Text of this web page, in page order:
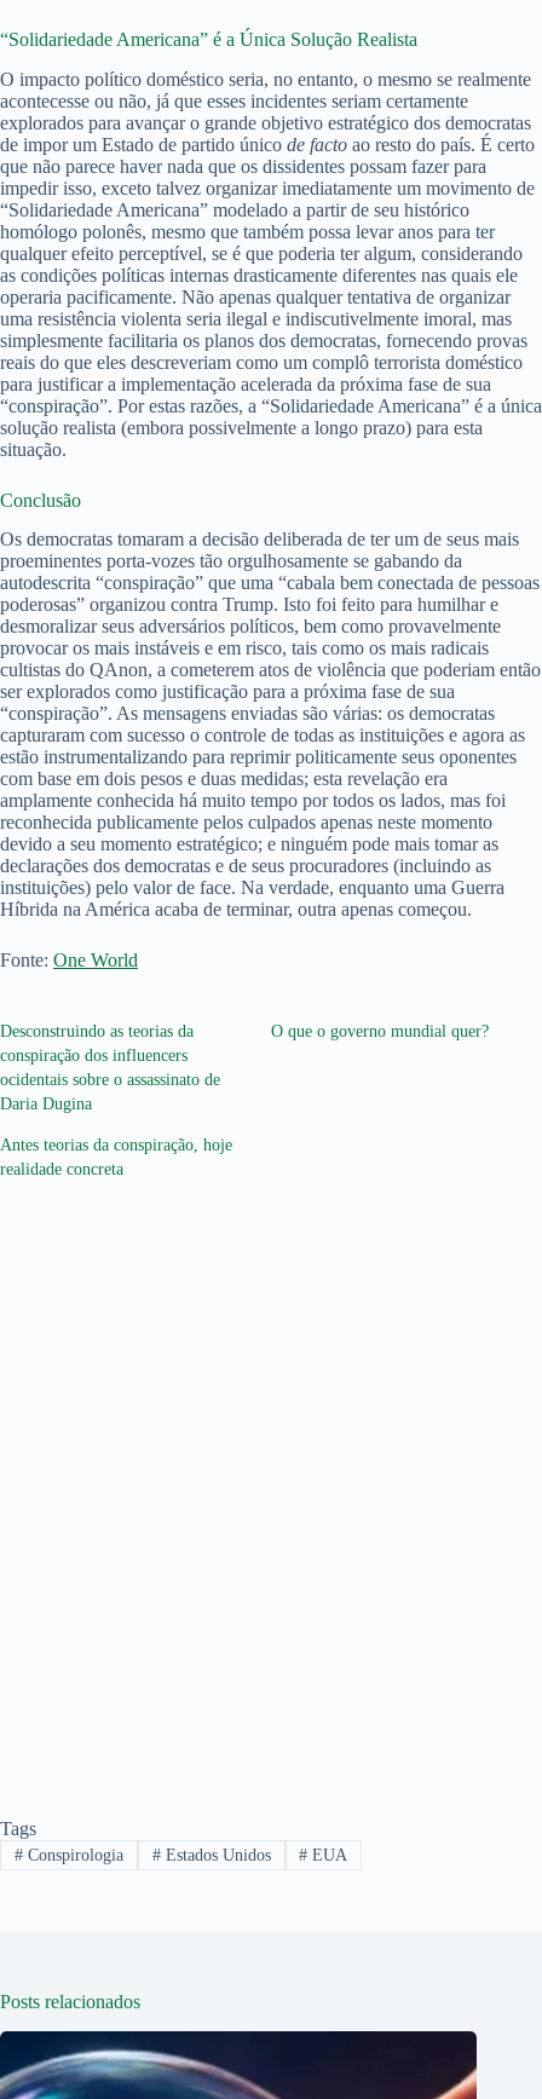
“Solidariedade Americana” é a Única Solução Realista
O impacto político doméstico seria, no entanto, o mesmo se realmente
acontecesse ou não, já que esses incidentes seriam certamente
explorados para avançar o grande objetivo estratégico dos democratas
de impor um Estado de partido único de facto ao resto do país. É certo
que não parece haver nada que os dissidentes possam fazer para
impedir isso, exceto talvez organizar imediatamente um movimento de
“Solidariedade Americana” modelado a partir de seu histórico
homólogo polonês, mesmo que também possa levar anos para ter
qualquer efeito perceptível, se é que poderia ter algum, considerando
as condições políticas internas drasticamente diferentes nas quais ele
operaria pacificamente. Não apenas qualquer tentativa de organizar
uma resistência violenta seria ilegal e indiscutivelmente imoral, mas
simplesmente facilitaria os planos dos democratas, fornecendo provas
reais do que eles descreveriam como um complô terrorista doméstico
para justificar a implementação acelerada da próxima fase de sua
“conspiração”. Por estas razões, a “Solidariedade Americana” é a única
solução realista (embora possivelmente a longo prazo) para esta
situação.
Conclusão
Os democratas tomaram a decisão deliberada de ter um de seus mais
proeminentes porta-vozes tão orgulhosamente se gabando da
autodescrita “conspiração” que uma “cabala bem conectada de pessoas
poderosas” organizou contra Trump. Isto foi feito para humilhar e
desmoralizar seus adversários políticos, bem como provavelmente
provocar os mais instáveis e em risco, tais como os mais radicais
cultistas do QAnon, a cometerem atos de violência que poderiam então
ser explorados como justificação para a próxima fase de sua
“conspiração”. As mensagens enviadas são várias: os democratas
capturaram com sucesso o controle de todas as instituições e agora as
estão instrumentalizando para reprimir politicamente seus oponentes
com base em dois pesos e duas medidas; esta revelação era
amplamente conhecida há muito tempo por todos os lados, mas foi
reconhecida publicamente pelos culpados apenas neste momento
devido a seu momento estratégico; e ninguém pode mais tomar as
declarações dos democratas e de seus procuradores (incluindo as
instituições) pelo valor de face. Na verdade, enquanto uma Guerra
Híbrida na América acaba de terminar, outra apenas começou.
Fonte: One World
Desconstruindo as teorias da
conspiração dos influencers
ocidentais sobre o assassinato de
Daria Dugina
O que o governo mundial quer?
Antes teorias da conspiração, hoje
realidade concreta
Tags
#Conspirologia #Estados Unidos # EUA
Posts relacionados